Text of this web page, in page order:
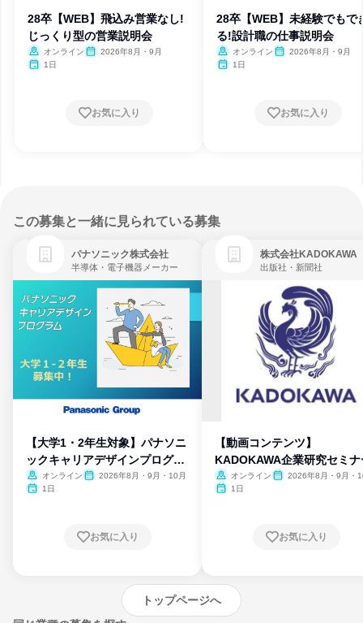
28卒【WEB】飛込み営業なし!
じっくり型の営業説明会
オンライン
2026年8月・9月
1日
お気に入り
28卒【WEB】未経験でもで
る!設計職の仕事説明会
オンライン
2026年8月・9月
1日
お気に入り
この募集と一緒に見られている募集
パナソニック株式会社
半導体・電子機器メーカー
【大学1・2年生対象】パナソニ
ックキャリアデザインプログラ
ム
オンライン
2026年8月・9月・10月
1日
お気に入り
株式会社KADOKAWA
出版社・新聞社
【動画コンテンツ】
KADOKAWA企業研究セミナ
オンライン
2026年8月・9月・
1日
お気に入り
トップページへ